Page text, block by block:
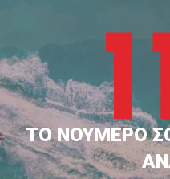
ΤΟ ΝΟΥΜΕΡΟ